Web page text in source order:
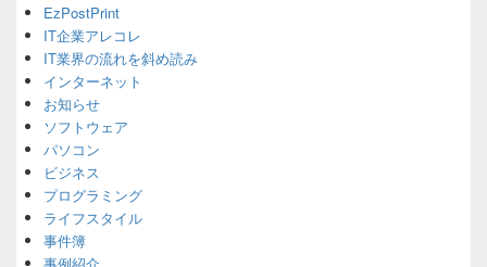
Sidebar
Widget
Area
EzPostPrint
IT企業アレコレ
IT業界の流れを斜め読み
インターネット
お知らせ
ソフトウェア
パソコン
ビジネス
プログラミング
ライフスタイル
事件簿
事例紹介